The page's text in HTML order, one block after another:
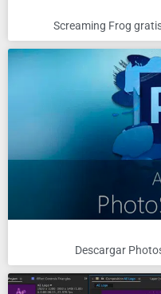
Screaming Frog
Descargar